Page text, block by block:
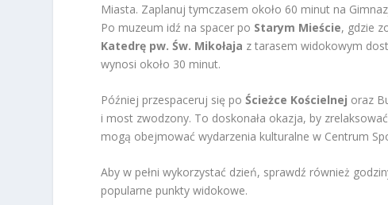
Miasta. Zaplanuj tymczasem około 60 minut na
Po muzeum idź na spacer po Starym Mieście, gdzie
Katedrę pw. Św. Mikołaja z tarasem widokowym
wynosi około 30 minut.
Później przespaceruj się poŚcieżce Kościelnej oraz
i most zwodzony. To doskonała okazja, by
mogą obejmować wydarzenia kulturalne w Centrum
Aby w pełni wykorzystać dzień, sprawdź również
popularne punkty widokowe.